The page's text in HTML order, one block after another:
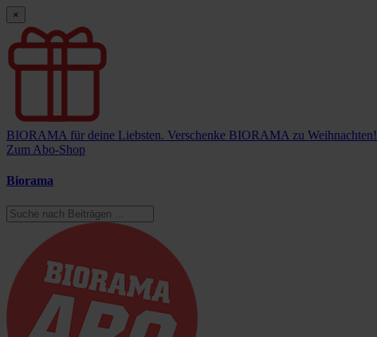
×
BIORAMA für deine Liebsten. Verschenke BIORAMA zu Weihnachten!
Zum Abo-Shop
Biorama